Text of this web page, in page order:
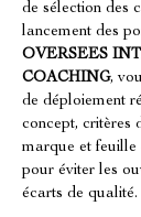
de sélection des
lancement des
OVERSEES
COACHING,
de déploiement
concept, critères
marque et feuille
pour éviter les
écarts de qualité.